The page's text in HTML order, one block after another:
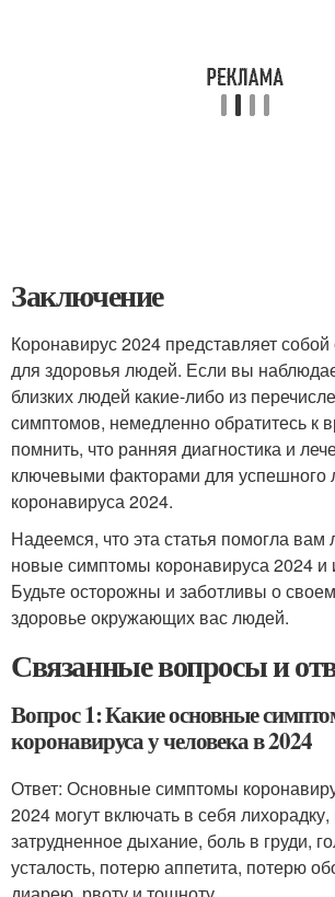
Заключение
Коронавирус 2024 представляет собой
для здоровья людей. Если вы
близких людей какие-либо из
симптомов, немедленно обратитесь к
помнить, что ранняя диагностика и
ключевыми факторами для успешного
коронавируса 2024.
Надеемся, что эта статья помогла вам
новые симптомы коронавируса 2024 и
Будьте осторожны и заботливы о
здоровье окружающих вас людей.
Связанные вопросы и
Вопрос 1: Какие основные
коронавируса у человека в 2024
Ответ: Основные симптомы
2024 могут включать в себя
затрудненное дыхание, боль в груди,
усталость, потерю аппетита, потерю